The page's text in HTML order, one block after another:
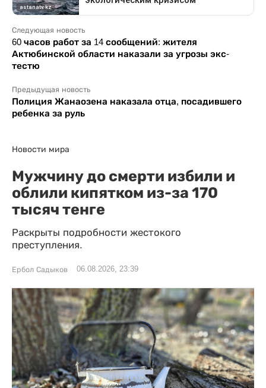
Следующая новость
60 часов работ за 14 сообщений: жителя
Актюбинской области наказали за угрозы экс-
тестю
Предыдущая новость
Полиция Жанаозена наказала отца, посадившего
ребенка за руль
Новости мира
Мужчину до смерти избили и
облили кипятком из-за 170
тысяч тенге
Раскрыты подробности жестокого
преступления.
Ербол Садыков 06.08.2026, 23:39